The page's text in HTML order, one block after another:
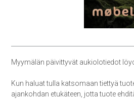
Myymälän päivittyvät aukiolotiedot
Kun haluat tulla katsomaan tiettyä
ajankohdan etukäteen, jotta tuote